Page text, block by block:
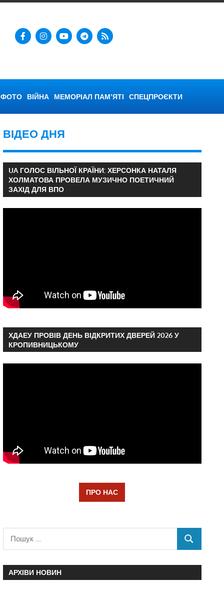
ФОТО ВІЙНА МЕМОРІАЛ ПАМ’ЯТІ СПЕЦПРОЄКТИ
ВІДЕО ДНЯ
UA ГОЛОС ВІЛЬНОЇ КРАЇНИ: ХЕРСОНКА НАТАЛЯ
ХОЛМАТОВА ПРОВЕЛА МУЗИЧНО ПОЕТИЧНИЙ
ЗАХІД ДЛЯ ВПО
ХДАЕУ ПРОВІВ ДЕНЬ ВІДКРИТИХ ДВЕРЕЙ 2026 У
КРОПИВНИЦЬКОМУ
ПРО НАС
АРХІВИ НОВИН